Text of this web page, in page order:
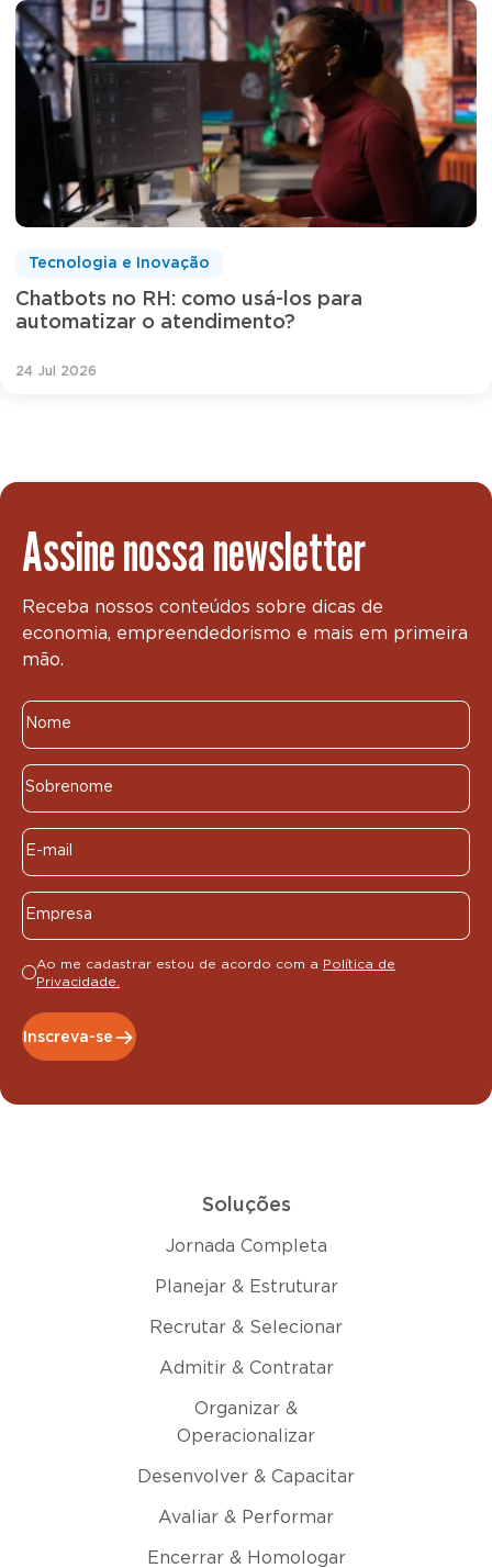
Chatbots no RH: como usá-los para
automatizar o atendimento?
Tecnologia e Inovação
24 Jul 2026
Assine nossa newsletter
Receba nossos conteúdos sobre dicas de
economia, empreendedorismo e mais em primeira
mão.
Ao me cadastrar estou de acordo com a Política de
Privacidade.
Inscreva-se
Soluções
Jornada Completa
Planejar & Estruturar
Recrutar & Selecionar
Admitir & Contratar
Organizar &
Operacionalizar
Desenvolver & Capacitar
Avaliar & Performar
Encerrar & Homologar